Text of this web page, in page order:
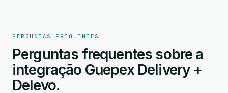
PERGUNTAS FREQUENTES
Perguntas frequentes sobre a
integração Guepex Delivery +
Delevo.